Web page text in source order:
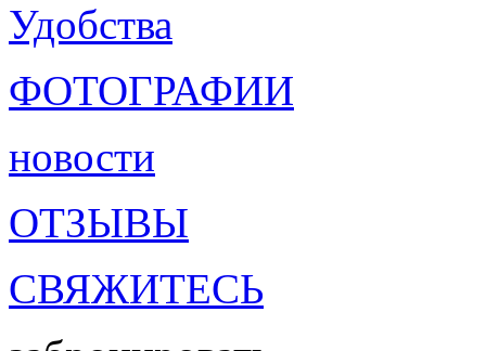
Удобства
ФОТОГРАФИИ
новости
ОТЗЫВЫ
СВЯЖИТЕСЬ